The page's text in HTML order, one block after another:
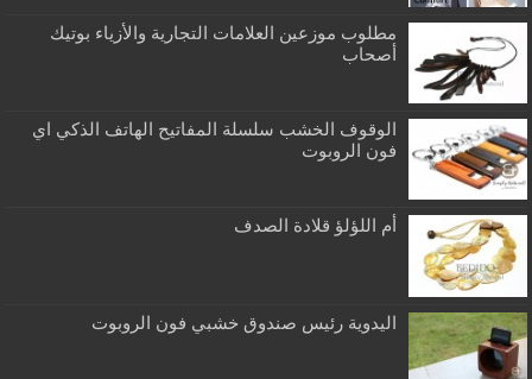
مطلوب موزعين العلامات التجارية والأزياء بوتيك
أصحاب
الوقوف الخشب سلسلة المفاتيح الهاتف الذكي اي
فون الروبوت
أم اللؤلؤ قلادة الصدف
اليدوية رئيس صندوق خشبي فون الروبوت